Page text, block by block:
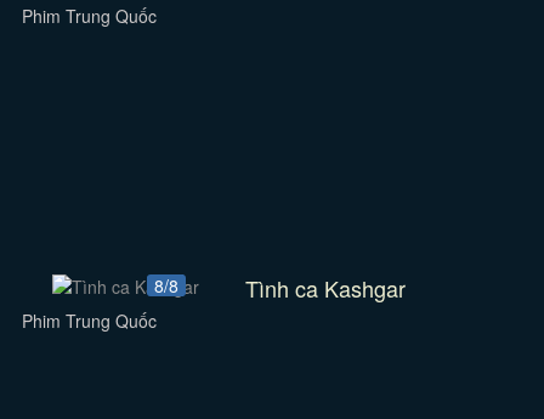
Phim Trung Quốc
8/8 Tình ca Kashgar
Phim Trung Quốc